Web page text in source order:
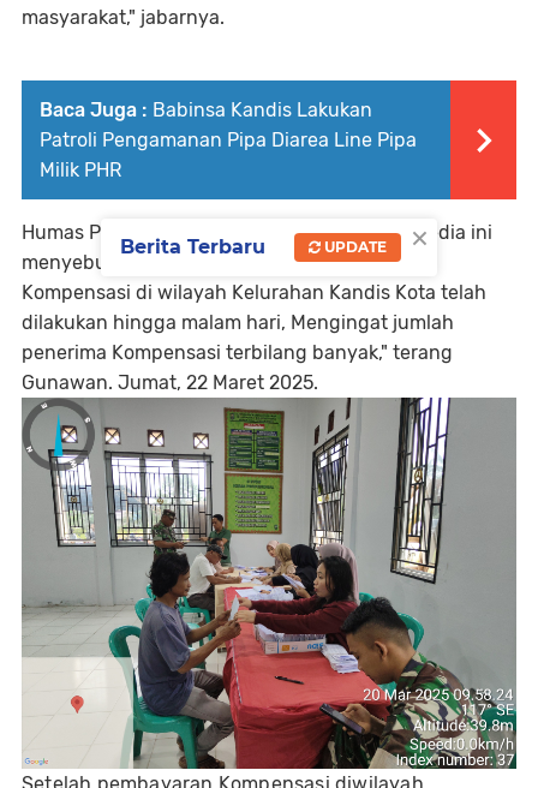
masyarakat," jabarnya.
Baca Juga : Babinsa Kandis Lakukan
Patroli Pengamanan Pipa Diarea Line Pipa
Milik PHR
Humas PT. Elnusa Gunawan Depari melalui media ini
menyebutkan," Bahwa kegiatan pembayaran
Kompensasi di wilayah Kelurahan Kandis Kota telah
dilakukan hingga malam hari, Mengingat jumlah
penerima Kompensasi terbilang banyak," terang
Gunawan. Jumat, 22 Maret 2025.
×
Berita Terbaru UPDATE